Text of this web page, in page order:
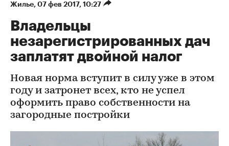
Жилье⁠, 07 фев 2017, 10:27
Владельцы
незарегистрированных дач
заплатят двойной налог
Новая норма вступит в силу уже в этом
году и затронет всех, кто не успел
оформить право собственности на
загородные постройки